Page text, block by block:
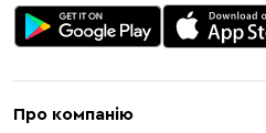
Про компанію